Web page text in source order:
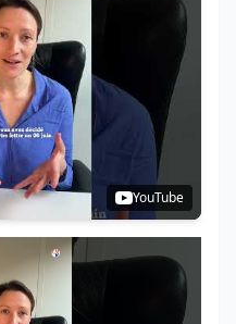
YouTube